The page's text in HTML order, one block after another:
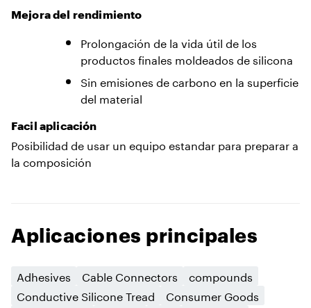
Mejora del rendimiento
Prolongación de la vida útil de los
productos finales moldeados de silicona
Sin emisiones de carbono en la superficie
del material
Facil aplicación
Posibilidad de usar un equipo estandar para preparar a
la composición
Aplicaciones principales
Adhesives Cable Connectors
compounds
Conductive Silicone Tread
Consumer Goods